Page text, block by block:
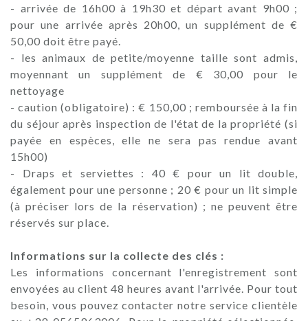
- arrivée de 16h00 à 19h30 et départ avant 9h00 ;
pour une arrivée après 20h00, un supplément de €
50,00 doit être payé.
- les animaux de petite/moyenne taille sont admis,
moyennant un supplément de € 30,00 pour le
nettoyage
- caution (obligatoire) : € 150,00 ; remboursée à la fin
du séjour après inspection de l'état de la propriété (si
payée en espèces, elle ne sera pas rendue avant
15h00)
- Draps et serviettes : 40 € pour un lit double,
également pour une personne ; 20 € pour un lit simple
(à préciser lors de la réservation) ; ne peuvent être
réservés sur place.
Informations sur la collecte des clés :
Les informations concernant l'enregistrement sont
envoyées au client 48 heures avant l'arrivée. Pour tout
besoin, vous pouvez contacter notre service clientèle